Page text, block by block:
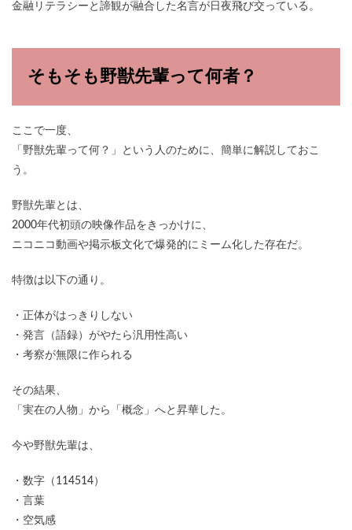
金融リテラシーと諦観が融合した名言が日夜飛び交っている。
そもそも野獣先輩って何者？
ここで一度、
「野獣先輩って何？」という人のために、簡単に解説しておこ
う。
野獣先輩とは、
2000年代初頭の映像作品をきっかけに、
ニコニコ動画や掲示板文化で爆発的にミーム化した存在だ。
特徴は以下の通り。
・正体がはっきりしない
・発言（語録）がやたら汎用性高い
・考察が無限に作られる
その結果、
「実在の人物」から「概念」へと昇華した。
今や野獣先輩は、
・数字（114514）
・言葉
・空気感